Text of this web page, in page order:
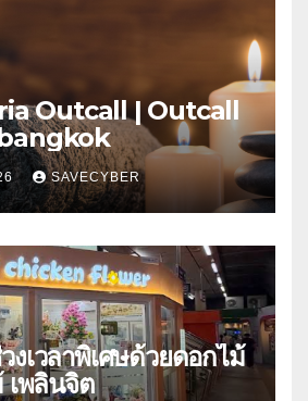
Outcall | Outcall
SAVECYBER
งเวลาพิเศษด้วยดอกไม้
เพลินจิต